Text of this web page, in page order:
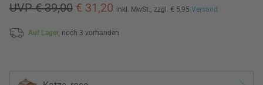
UVP € 39,00 € 31,20 inkl. MwSt., zzgl. € 5,95 Versand
Auf Lager, noch 3 vorhanden